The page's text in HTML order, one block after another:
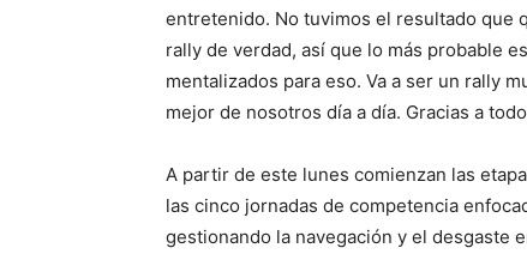
entretenido. No tuvimos el resultado que
rally de verdad, así que lo más probable
mentalizados para eso. Va a ser un rally
mejor de nosotros día a día. Gracias a
A partir de este lunes comienzan las
las cinco jornadas de competencia
gestionando la navegación y el desgaste